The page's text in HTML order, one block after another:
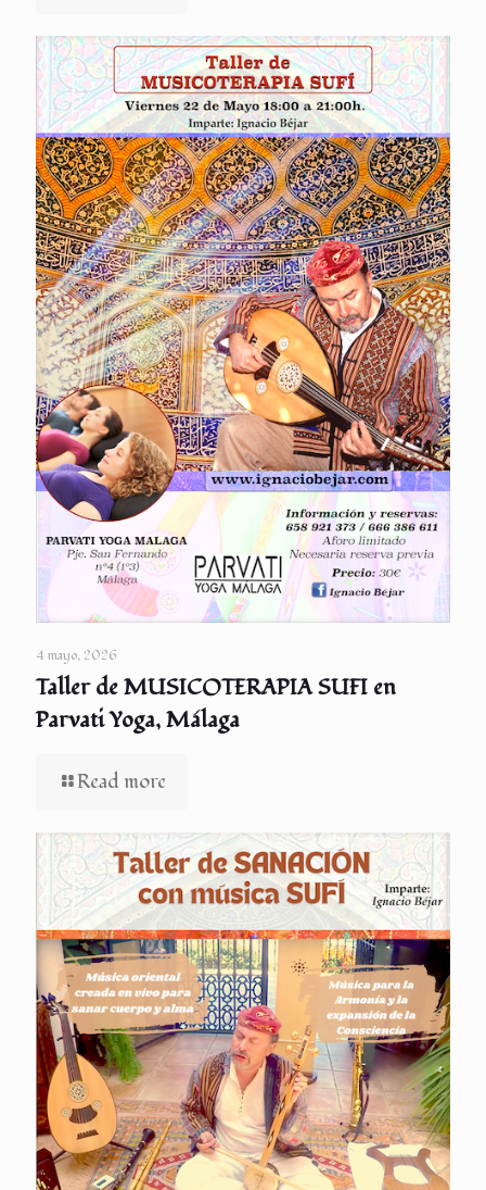
4 mayo, 2026
Taller de MUSICOTERAPIA SUFI en
Parvati Yoga, Málaga
Read more